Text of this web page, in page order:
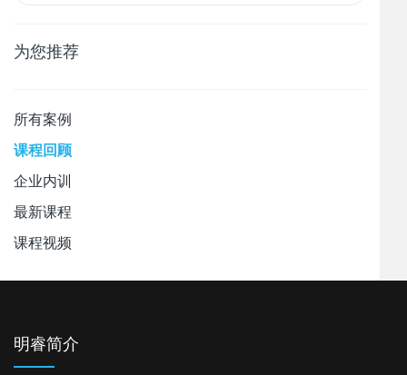
为您推荐
所有案例
课程回顾
企业内训
最新课程
课程视频
明睿简介